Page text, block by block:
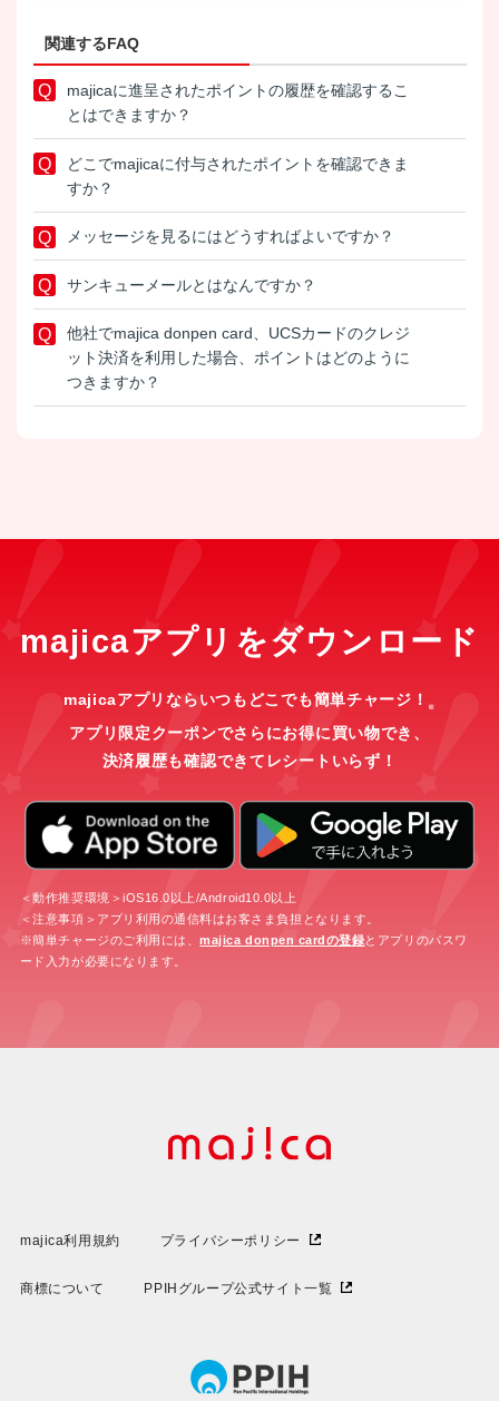
関連するFAQ
majicaに進呈されたポイントの履歴を確認するこ
とはできますか？
どこでmajicaに付与されたポイントを確認できま
すか？
メッセージを見るにはどうすればよいですか？
サンキューメールとはなんですか？
他社でmajica donpen card、UCSカードのクレジ
ット決済を利用した場合、ポイントはどのように
つきますか？
majicaアプリをダウンロード
majicaアプリならいつもどこでも簡単チャージ！ ※
アプリ限定クーポンでさらにお得に買い物でき、
決済履歴も確認できてレシートいらず！
＜動作推奨環境＞iOS16.0以上/Android10.0以上
＜注意事項＞アプリ利用の通信料はお客さま負担となります。
※簡単チャージのご利用には、majica donpen cardの登録とアプリのパスワ
ード入力が必要になります。
majica利用規約 プライバシーポリシー
商標について PPIHグループ公式サイト一覧